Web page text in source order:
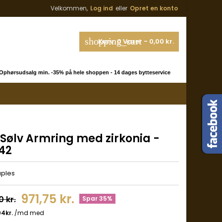
Velkommen, Log ind eller Opret en konto
shopping_cart
Kurv:0 Varer - 0,00 kr.
min. -35% på hele shoppen - 14 dages bytteservice
Armring med zirkonia -
kr. 971,75 kr. Spar 35%